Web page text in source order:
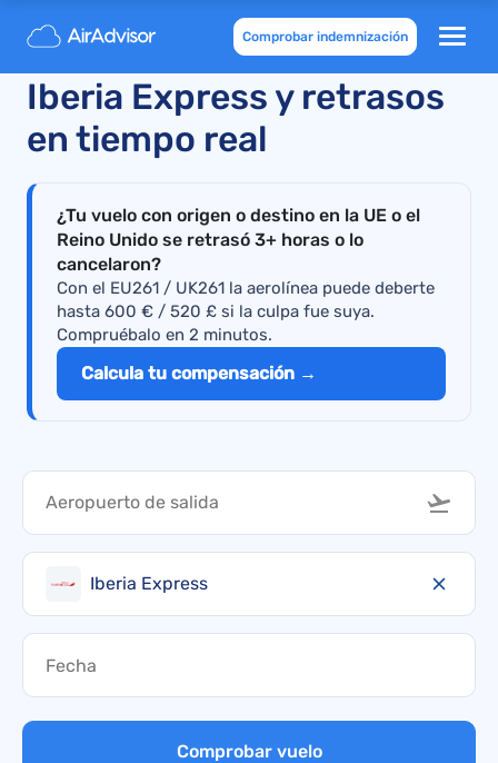
Comprobar indemnización
Vuelos cancelados de
Iberia Express y retrasos
en tiempo real
¿Tu vuelo con origen o destino en la UE o el
Reino Unido se retrasó 3+ horas o lo
cancelaron?
Con el EU261 / UK261 la aerolínea puede deberte
hasta 600 € / 520 £ si la culpa fue suya.
Compruébalo en 2 minutos.
Calcula tu compensación →
Iberia Express
Comprobar vuelo